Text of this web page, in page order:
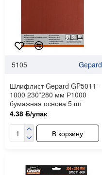
5105 Gepard
Шлифлист Gepard GP5011-
1000 230*280 мм Р1000
бумажная основа 5 шт
4.38 ƃ/упак
В корзину